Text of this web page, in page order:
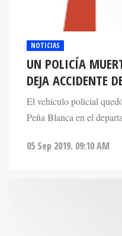
NOTICIAS
UN POLICÍA
DEJA ACCIDENTE
El vehículo policial
Peña Blanca en el
05 Sep 2019. 09:10 AM